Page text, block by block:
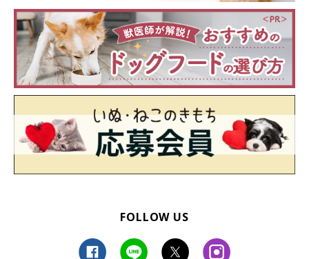
体が大きくて足が長くて、小顔で耳がピンと立ってて。人間だっ
たらモデルさんみたい(笑)」
さらに、飼い主さん曰く、ジェイクくんはドライブが大好きで、
休日に少し遠くの公園へ車で行くお散歩ではルンルンと楽しそう
に歩くのだそうです。年１回の 旅行も一緒に行くのだとか。
飼い主さん：
FOLLOW US